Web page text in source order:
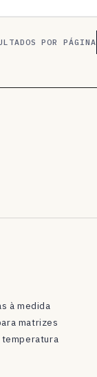
POR PÁGINA
à medida
matrizes